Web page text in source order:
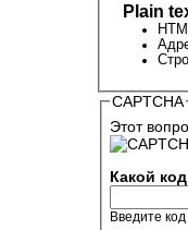
Plain
CAPTCHA
Этот
Какой
Введите